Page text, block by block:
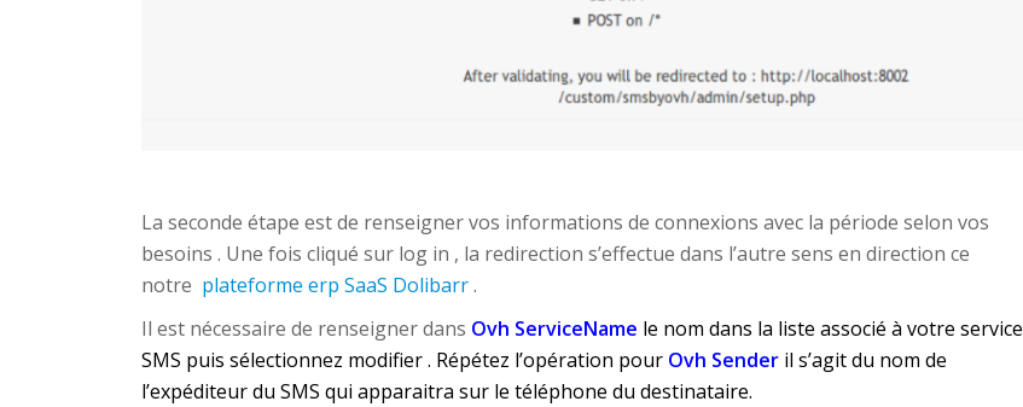
La seconde étape est de renseigner vos informations de connexions avec la période selon vos
besoins . Une fois cliqué sur log in , la redirection s’effectue dans l’autre sens en direction ce
notre plateforme erp SaaS Dolibarr.
Il est nécessaire de renseigner dans Ovh ServiceName le nom dans la liste associé à votre service
SMS puis sélectionnez modifier . Répétez l’opération pour Ovh Sender il s’agit du nom de
l’expéditeur du SMS qui apparaitra sur le téléphone du destinataire.